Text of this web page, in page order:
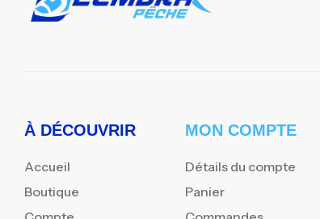
À DÉCOUVRIR
Accueil
Boutique
MON COMPTE
Détails du compte
Panier